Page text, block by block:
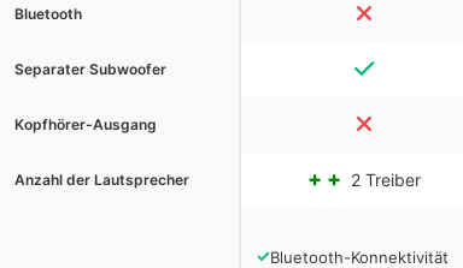
Bluetooth
Separater Subwoofer
Kopfhörer-Ausgang
Anzahl der Lautsprecher 2 Treiber
✓Bluetooth-Konnektivität